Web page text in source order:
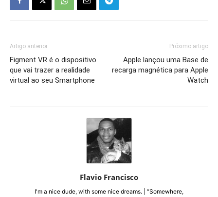
Artigo anterior
Figment VR é o dispositivo
que vai trazer a realidade
virtual ao seu Smartphone
Próximo artigo
Apple lançou uma Base de
recarga magnética para Apple
Watch
Flavio Francisco
I'm a nice dude, with some nice dreams. | “Somewhere,